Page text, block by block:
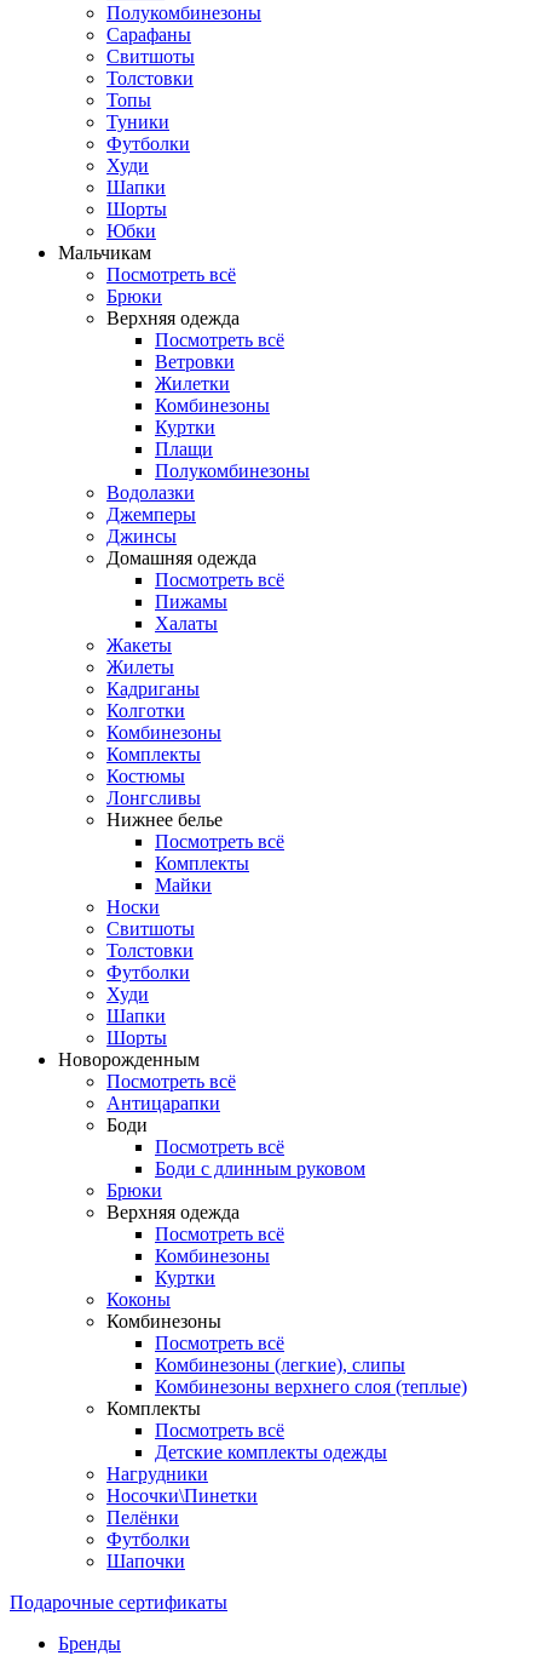
Полукомбинезоны
Сарафаны
Свитшоты
Толстовки
Топы
Туники
Футболки
Худи
Шапки
Шорты
Юбки
Мальчикам
Посмотреть всё
Брюки
Верхняя одежда
Посмотреть всё
Ветровки
Жилетки
Комбинезоны
Куртки
Плащи
Полукомбинезоны
Водолазки
Джемперы
Джинсы
Домашняя одежда
Посмотреть всё
Пижамы
Халаты
Жакеты
Жилеты
Кадриганы
Колготки
Комбинезоны
Комплекты
Костюмы
Лонгсливы
Нижнее белье
Посмотреть всё
Комплекты
Майки
Носки
Свитшоты
Толстовки
Футболки
Худи
Шапки
Шорты
Новорожденным
Посмотреть всё
Антицарапки
Боди
Посмотреть всё
Боди с длинным руковом
Брюки
Верхняя одежда
Посмотреть всё
Комбинезоны
Куртки
Коконы
Комбинезоны
Посмотреть всё
Комбинезоны (легкие), слипы
Комбинезоны верхнего слоя (теплые)
Комплекты
Посмотреть всё
Детские комплекты одежды
Нагрудники
Носочки\Пинетки
Пелёнки
Футболки
Шапочки
Подарочные сертификаты
Бренды